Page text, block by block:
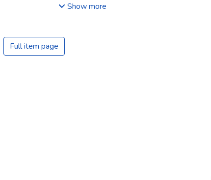
e de terminais de uso privado (TUPs). Essa
mercado de movimentação de cargas de
Show more
Full item page